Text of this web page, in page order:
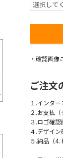
・確認画像
ご注文
１.インタ
２.お支払
３.ロゴ確
４.デザイン
５.納品（4.